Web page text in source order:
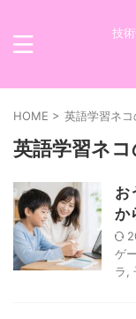
技
HOME > 英語学習ネコ
英語学習ネ
お
か
ゲ
ラ